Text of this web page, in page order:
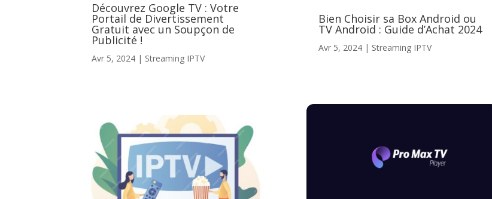
Découvrez Google TV : Votre
Portail de Divertissement
Gratuit avec un Soupçon de
Publicité !
Avr 5, 2024 | Streaming IPTV
Bien Choisir sa Box Android ou
TV Android : Guide d’Achat 2024
Avr 5, 2024| Streaming IPTV